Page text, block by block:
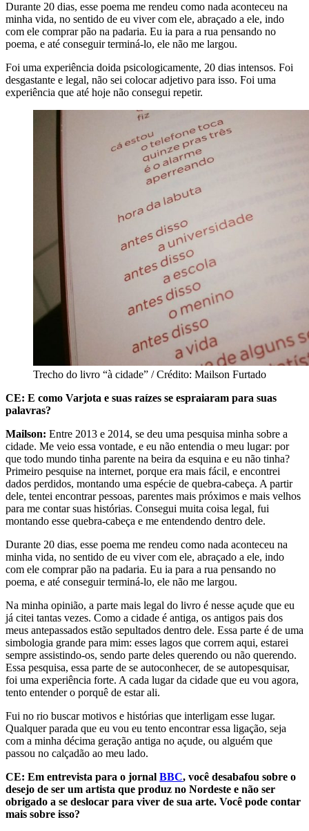
Durante 20 dias, esse poema me rendeu como nada aconteceu na
minha vida, no sentido de eu viver com ele, abraçado a ele, indo
com ele comprar pão na padaria. Eu ia para a rua pensando no
poema, e até conseguir terminá-lo, ele não me largou.
Foi uma experiência doida psicologicamente, 20 dias intensos. Foi
desgastante e legal, não sei colocar adjetivo para isso. Foi uma
experiência que até hoje não consegui repetir.
Trecho do livro “à cidade” / Crédito: Mailson Furtado
CE: E como Varjota e suas raízes se espraiaram para suas
palavras?
Mailson: Entre 2013 e 2014, se deu uma pesquisa minha sobre a
cidade. Me veio essa vontade, e eu não entendia o meu lugar: por
que todo mundo tinha parente na beira da esquina e eu não tinha?
Primeiro pesquise na internet, porque era mais fácil, e encontrei
dados perdidos, montando uma espécie de quebra-cabeça. A partir
dele, tentei encontrar pessoas, parentes mais próximos e mais velhos
para me contar suas histórias. Consegui muita coisa legal, fui
montando esse quebra-cabeça e me entendendo dentro dele.
Durante 20 dias, esse poema me rendeu como nada aconteceu na
minha vida, no sentido de eu viver com ele, abraçado a ele, indo
com ele comprar pão na padaria. Eu ia para a rua pensando no
poema, e até conseguir terminá-lo, ele não me largou.
Na minha opinião, a parte mais legal do livro é nesse açude que eu
já citei tantas vezes. Como a cidade é antiga, os antigos pais dos
meus antepassados estão sepultados dentro dele. Essa parte é de uma
simbologia grande para mim: esses lagos que correm aqui, estarei
sempre assistindo-os, sendo parte deles querendo ou não querendo.
Essa pesquisa, essa parte de se autoconhecer, de se autopesquisar,
foi uma experiência forte. A cada lugar da cidade que eu vou agora,
tento entender o porquê de estar ali.
Fui no rio buscar motivos e histórias que interligam esse lugar.
Qualquer parada que eu vou eu tento encontrar essa ligação, seja
com a minha décima geração antiga no açude, ou alguém que
passou no calçadão ao meu lado.
CE: Em entrevista para o jornal BBC, você desabafou sobre o
desejo de ser um artista que produz no Nordeste e não ser
obrigado a se deslocar para viver de sua arte. Você pode contar
mais sobre isso?